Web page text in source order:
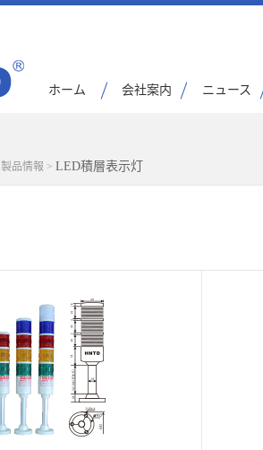
ホーム 会社案内 ニュース
製品情報 > LED積層表示灯